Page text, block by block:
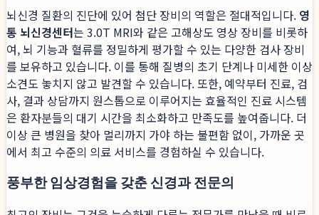
뇌신경 질환의 진단에 있어 첨단 장비의 역할은 절대적입니다. 영
통 뇌신경센터는 3.0T MRI와 같은 고해상도 영상 장비를 비롯하
여, 뇌 기능과 혈류를 정밀하게 평가할 수 있는 다양한 검사 장비
를 보유하고 있습니다. 이를 통해 질병의 초기 단계나 미세한 이상
소견도 놓치지 않고 발견할 수 있습니다. 또한, 예약부터 진료, 검
사, 결과 상담까지 원스톱으로 이루어지는 효율적인 진료 시스템
은 환자분들의 대기 시간을 최소화하고 만족도를 높여줍니다. 더
이상 큰 병원을 찾아 멀리까지 가야 하는 불편함 없이, 가까운 곳
에서 최고 수준의 의료 서비스를 경험하실 수 있습니다.
풍부한 임상경험을 갖춘 신경과 전문의